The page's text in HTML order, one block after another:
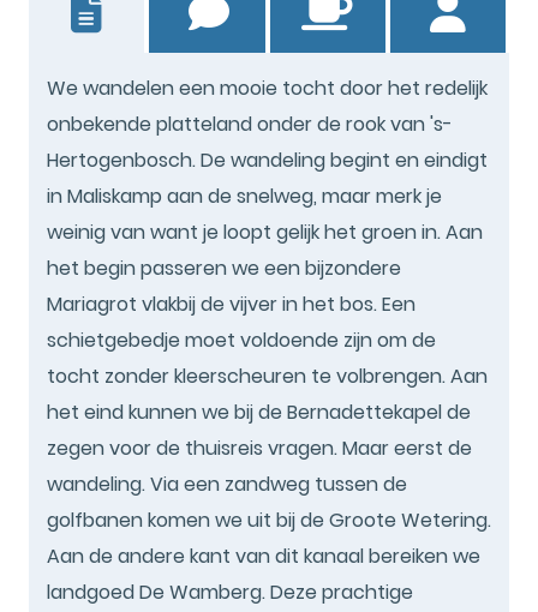
We wandelen een mooie tocht door het redelijk
onbekende platteland onder de rook van 's-
Hertogenbosch. De wandeling begint en eindigt
in Maliskamp aan de snelweg, maar merk je
weinig van want je loopt gelijk het groen in. Aan
het begin passeren we een bijzondere
Mariagrot vlakbij de vijver in het bos. Een
schietgebedje moet voldoende zijn om de
tocht zonder kleerscheuren te volbrengen. Aan
het eind kunnen we bij de Bernadettekapel de
zegen voor de thuisreis vragen. Maar eerst de
wandeling. Via een zandweg tussen de
golfbanen komen we uit bij de Groote Wetering.
Aan de andere kant van dit kanaal bereiken we
landgoed De Wamberg. Deze prachtige